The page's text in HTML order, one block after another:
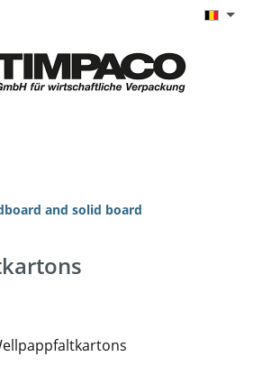
and solid board